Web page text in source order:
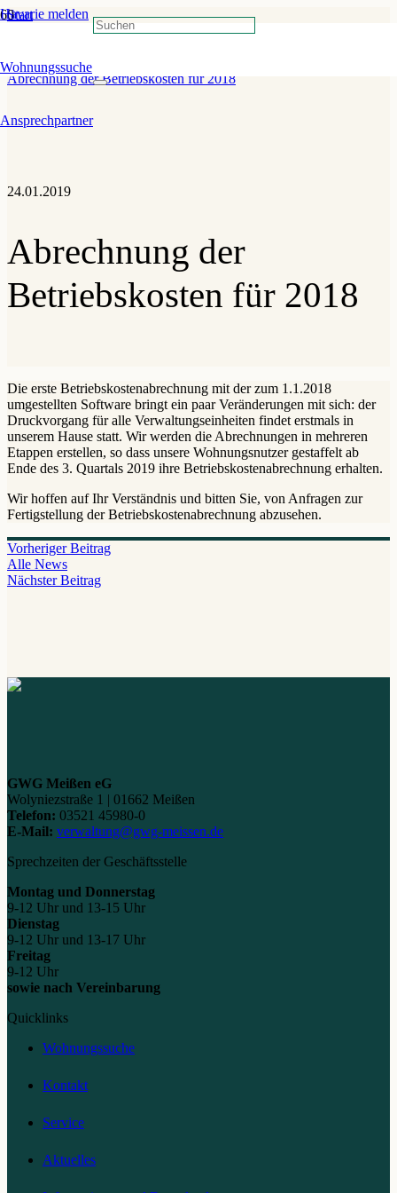
Havarie melden
Wohnungssuche
Ansprechpartner
Start
»
Abrechnung der Betriebskosten für 2018
24.01.2019
Abrechnung der
Betriebskosten für 2018
Die erste Betriebskostenabrechnung mit der zum 1.1.2018
umgestellten Software bringt ein paar Veränderungen mit sich: der
Druckvorgang für alle Verwaltungseinheiten findet erstmals in
unserem Hause statt. Wir werden die Abrechnungen in mehreren
Etappen erstellen, so dass unsere Wohnungsnutzer gestaffelt ab
Ende des 3. Quartals 2019 ihre Betriebskostenabrechnung erhalten.
Wir hoffen auf Ihr Verständnis und bitten Sie, von Anfragen zur
Fertigstellung der Betriebskostenabrechnung abzusehen.
Vorheriger Beitrag
Alle News
Nächster Beitrag
GWG Meißen eG
Wolyniezstraße 1 | 01662 Meißen
Telefon: 03521 45980-0
E-Mail: verwaltung@gwg-meissen.de
Sprechzeiten der Geschäftsstelle
Montag und Donnerstag
9-12 Uhr und 13-15 Uhr
Dienstag
9-12 Uhr und 13-17 Uhr
Freitag
9-12 Uhr
sowie nach Vereinbarung
Quicklinks
Wohnungssuche
Kontakt
Service
Aktuelles